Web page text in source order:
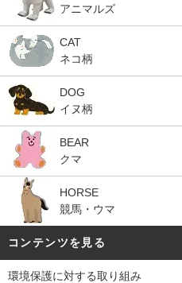
アニマルズ
CAT
ネコ柄
DOG
イヌ柄
BEAR
クマ
HORSE
競馬・ウマ
コンテンツを見る
環境保護に対する取り組み